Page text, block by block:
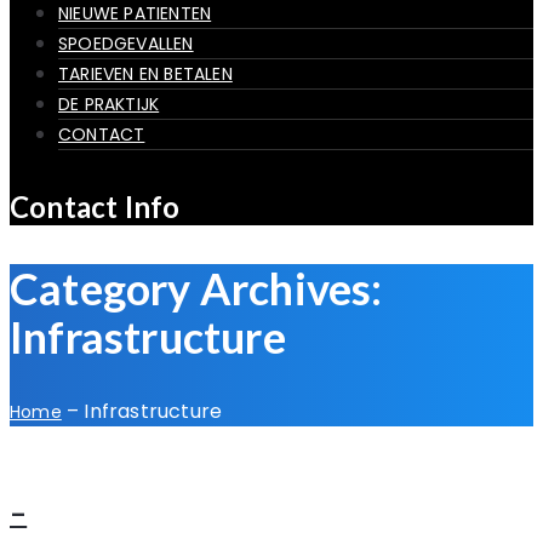
NIEUWE PATIENTEN
SPOEDGEVALLEN
TARIEVEN EN BETALEN
DE PRAKTIJK
CONTACT
Contact Info
Category Archives:
Infrastructure
Home – Infrastructure
–